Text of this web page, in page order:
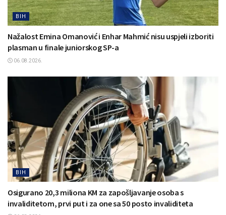
BIH
Nažalost Emina Omanović i Enhar Mahmić nisu uspjeli izboriti
plasman u finale juniorskog SP-a
06.08.2026.
BIH
Osigurano 20,3 miliona KM za zapošljavanje osoba s
invaliditetom, prvi put i za one sa 50 posto invaliditeta